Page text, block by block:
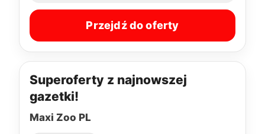
Przejdź do oferty
Superoferty z najnowszej
gazetki!
Maxi Zoo PL